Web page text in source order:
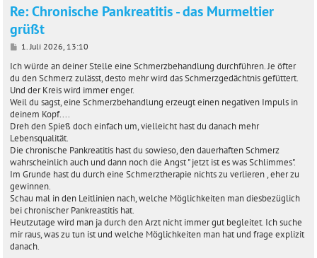
Re: Chronische Pankreatitis - das Murmeltier
grüßt
B
i
t
a
g
1. Juli 2026, 13:10
Ich würde an deiner Stelle eine Schmerzbehandlung durchführen. Je öfter
du den Schmerz zulässt, desto mehr wird das Schmerzgedächtnis gefüttert.
Und der Kreis wird immer enger.
Weil du sagst, eine Schmerzbehandlung erzeugt einen negativen Impuls in
deinem Kopf....
Dreh den Spieß doch einfach um, vielleicht hast du danach mehr
Lebensqualität.
Die chronische Pankreatitis hast du sowieso, den dauerhaften Schmerz
wahrscheinlich auch und dann noch die Angst " jetzt ist es was Schlimmes".
Im Grunde hast du durch eine Schmerztherapie nichts zu verlieren , eher zu
gewinnen.
Schau mal in den Leitlinien nach, welche Möglichkeiten man diesbezüglich
bei chronischer Pankreastitis hat.
Heutzutage wird man ja durch den Arzt nicht immer gut begleitet. Ich suche
mir raus, was zu tun ist und welche Möglichkeiten man hat und frage explizit
danach.